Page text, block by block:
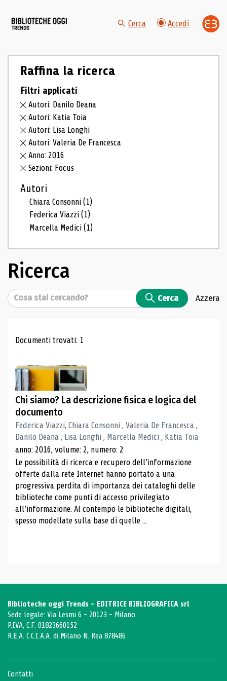
Cerca Accedi
Raffina la ricerca
Filtri applicati
Autori: Danilo Deana
Autori: Katia Toia
Autori: Lisa Longhi
Autori: Valeria De Francesca
Anno: 2016
Sezioni: Focus
Autori
Chiara Consonni(1)
Federica Viazzi(1)
Marcella Medici(1)
Ricerca
Cerca Cerca Azzera
Risultati di ricerca
Documenti trovati: 1
Chi siamo? La descrizione fisica e logica del
documento
Federica Viazzi, Chiara Consonni , Valeria De Francesca ,
Danilo Deana , Lisa Longhi , Marcella Medici , Katia Toia
anno: 2016, volume: 2, numero: 2
Le possibilità di ricerca e recupero dell’informazione
offerte dalla rete Internet hanno portato a una
progressiva perdita di importanza dei cataloghi delle
biblioteche come punti di accesso privilegiato
all’informazione. Al contempo le biblioteche digitali,
spesso modellate sulla base di quelle ...
Biblioteche oggi Trends - EDITRICE BIBLIOGRAFICA srl
Sede legale: Via Lesmi 6 - 20123 - Milano
P.IVA, C.F. 01823660152
R.E.A. C.C.I.A.A. di Milano N. Rea 878486
Contatti